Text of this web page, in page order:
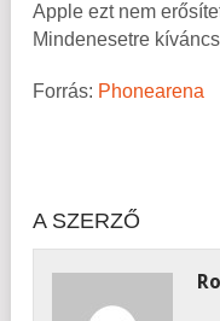
Apple ezt nem
Mindenesetre
Forrás: Phonearena
A SZERZŐ